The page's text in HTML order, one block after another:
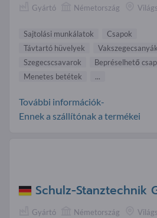
Gyártó Németország
Sajtolási munkálatok
Csapok
Távtartó hüvelyek
Vakszegecsanyák
Szegecscsavarok
Bepréselhető
Menetes betétek
...
További információk-
Ennek a szállítónak a termékei
Schulz-Stanztechnik
Gyártó Németország